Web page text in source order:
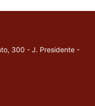
300 - J. Presidente -